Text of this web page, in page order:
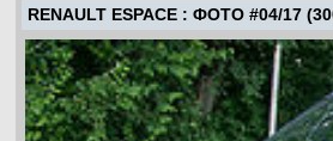
RENAULT ESPACE : ФОТО #04/17